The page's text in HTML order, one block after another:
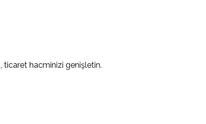
ticaret hacminizi genişletin.